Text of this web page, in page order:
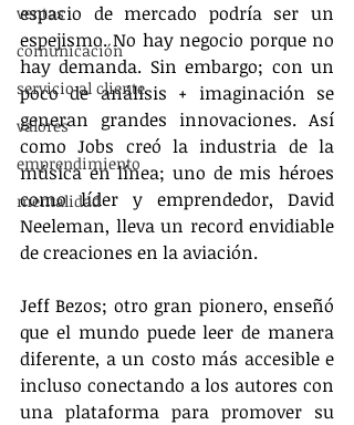
ventas
comunicación
servicio al cliente
valores
emprendimiento
mentalidad
espacio de mercado podría ser un
espejismo. No hay negocio porque no
hay demanda. Sin embargo; con un
poco de análisis + imaginación se
generan grandes innovaciones. Así
como Jobs creó la industria de la
música en línea; uno de mis héroes
como líder y emprendedor, David
Neeleman, lleva un record envidiable
de creaciones en la aviación.
Jeff Bezos; otro gran pionero, enseñó
que el mundo puede leer de manera
diferente, a un costo más accesible e
incluso conectando a los autores con
una plataforma para promover su